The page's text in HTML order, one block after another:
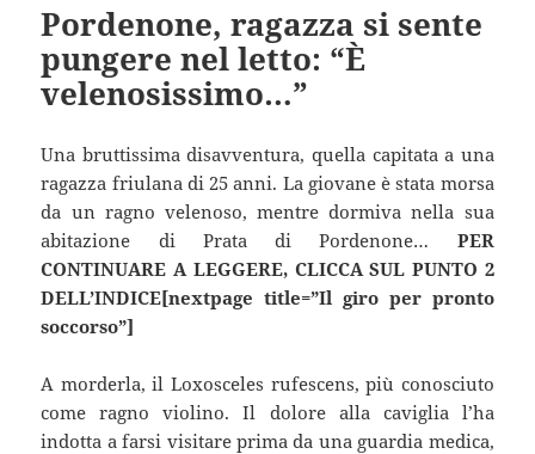
Pordenone, ragazza si sente
pungere nel letto: “È
velenosissimo…”
Una bruttissima disavventura, quella capitata a una
ragazza friulana di 25 anni. La giovane è stata morsa
da un ragno velenoso, mentre dormiva nella sua
abitazione di Prata di Pordenone… PER
CONTINUARE A LEGGERE, CLICCA SUL PUNTO 2
DELL’INDICE[nextpage title=”Il giro per pronto
soccorso”]
A morderla, il Loxosceles rufescens, più conosciuto
come ragno violino. Il dolore alla caviglia l’ha
indotta a farsi visitare prima da una guardia medica,